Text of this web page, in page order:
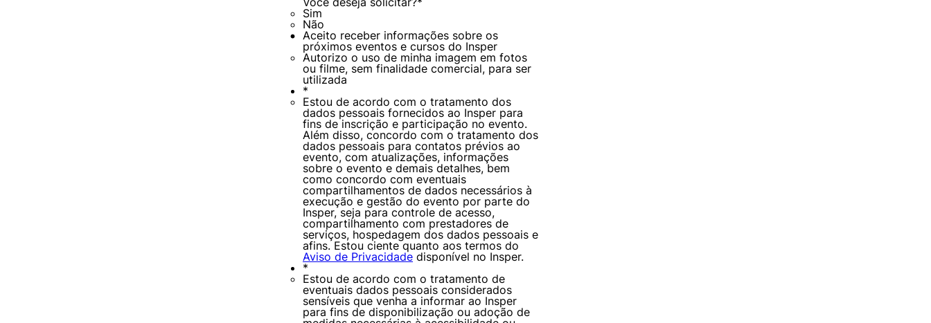
Sim
Não
Aceito receber informações sobre os
próximos eventos e cursos do Insper
Autorizo o uso de minha imagem em fotos
ou filme, sem finalidade comercial, para ser
utilizada
*
Estou de acordo com o tratamento dos
dados pessoais fornecidos ao Insper para
fins de inscrição e participação no evento.
Além disso, concordo com o tratamento dos
dados pessoais para contatos prévios ao
evento, com atualizações, informações
sobre o evento e demais detalhes, bem
como concordo com eventuais
compartilhamentos de dados necessários à
execução e gestão do evento por parte do
Insper, seja para controle de acesso,
compartilhamento com prestadores de
serviços, hospedagem dos dados pessoais e
afins. Estou ciente quanto aos termos do
Aviso de Privacidade disponível no Insper.
*
Estou de acordo com o tratamento de
eventuais dados pessoais considerados
sensíveis que venha a informar ao Insper
para fins de disponibilização ou adoção de
Cookies estritamente necessários
Cookies de preferências de usuário